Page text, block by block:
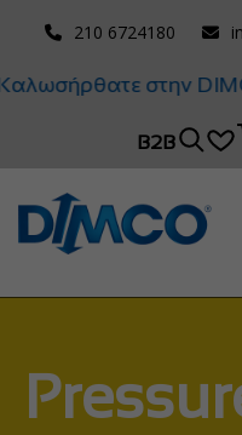
210 6724180
B2B